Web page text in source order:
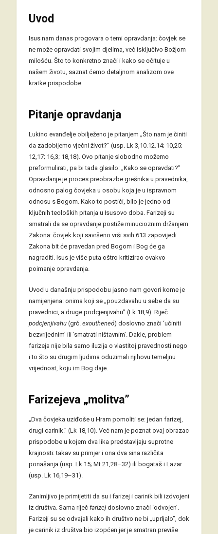
Uvod
Isus nam danas progovara o temi opravdanja: čovjek se
ne može opravdati svojim djelima, već isključivo Božjom
milošću. Što to konkretno znači i kako se očituje u
našem životu, saznat ćemo detaljnom analizom ove
kratke prispodobe.
Pitanje opravdanja
Lukino evanđelje obilježeno je pitanjem „Što nam je činiti
da zadobijemo vječni život?” (usp. Lk 3,10.12.14; 10,25;
12,17; 16,3; 18,18). Ovo pitanje slobodno možemo
preformulirati, pa bi tada glasilo: „Kako se opravdati?”
Opravdanje je proces preobrazbe grešnika u pravednika,
odnosno palog čovjeka u osobu koja je u ispravnom
odnosu s Bogom. Kako to postići, bilo je jedno od
ključnih teoloških pitanja u Isusovo doba. Farizeji su
smatrali da se opravdanje postiže minucioznim držanjem
Zakona: čovjek koji savršeno vrši svih 613 zapovijedi
Zakona bit će pravedan pred Bogom i Bog će ga
nagraditi. Isus je više puta oštro kritizirao ovakvo
poimanje opravdanja.
Uvod u današnju prispodobu jasno nam govori kome je
namijenjena: onima koji se „pouzdavahu u sebe da su
pravednici, a druge podcjenjivahu” (Lk 18,9). Riječ
podcjenjivahu(grč. exoutheneó) doslovno znači ‘učiniti
bezvrijednim’ ili ‘smatrati ništavnim’. Dakle, problem
farizeja nije bila samo iluzija o vlastitoj pravednosti nego
i to što su drugim ljudima oduzimali njihovu temeljnu
vrijednost, koju im Bog daje.
Farizejeva „molitva”
„Dva čovjeka uziđoše u Hram pomoliti se: jedan farizej,
drugi carinik.” (Lk 18,10). Već nam je poznat ovaj obrazac
prispodobe u kojem dva lika predstavljaju suprotne
krajnosti: takav su primjer i ona dva sina različita
ponašanja (usp. Lk 15; Mt 21,28–32) ili bogataš i Lazar
(usp. Lk 16,19–31).
Zanimljivo je primijetiti da su i farizej i carinik bili izdvojeni
iz društva. Sama riječ farizejdoslovno znači ‘odvojen’.
Farizeji su se odvajali kako ih društvo ne bi „uprljalo”, dok
je carinik iz društva bio izopćen jer je smatran previše